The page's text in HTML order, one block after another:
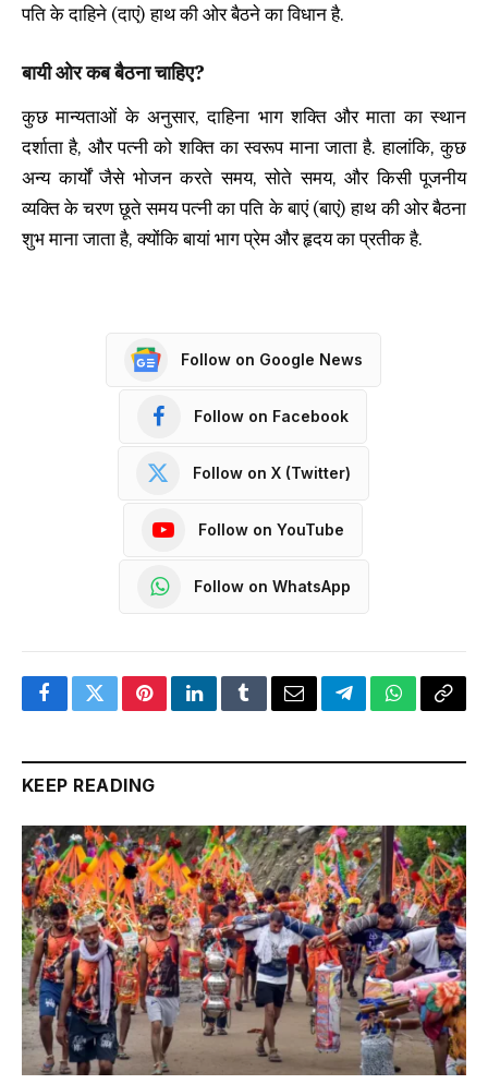
पति के दाहिने (दाएं) हाथ की ओर बैठने का विधान है.
बायी ओर कब बैठना चाहिए?
कुछ मान्यताओं के अनुसार, दाहिना भाग शक्ति और माता का स्थान
दर्शाता है, और पत्नी को शक्ति का स्वरूप माना जाता है. हालांकि, कुछ
अन्य कार्यों जैसे भोजन करते समय, सोते समय, और किसी पूजनीय
व्यक्ति के चरण छूते समय पत्नी का पति के बाएं (बाएं) हाथ की ओर बैठना
शुभ माना जाता है, क्योंकि बायां भाग प्रेम और हृदय का प्रतीक है.
Follow on Google News
Follow on Facebook
Follow on X (Twitter)
Follow on YouTube
Follow on WhatsApp
FacebookTwitterPinterestLinkedInTumblrEmailTelegramWhatsApp
Copy
KEEP READING